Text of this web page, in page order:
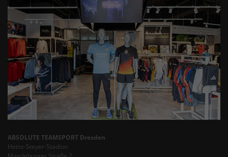
ABSOLUTE TEAMSPORT Dresden
Heinz-Steyer-Stadion